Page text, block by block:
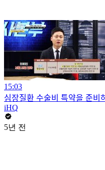
15:03
심장질환 수술비 특약을
iHQ
5년 전